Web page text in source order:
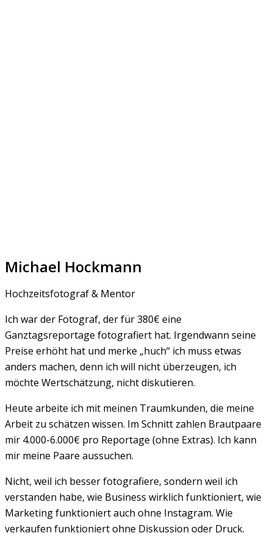
Michael Hockmann
Hochzeitsfotograf & Mentor
Ich war der Fotograf, der für 380€ eine
Ganztagsreportage fotografiert hat. Irgendwann seine
Preise erhöht hat und merke „huch“ ich muss etwas
anders machen, denn ich will nicht überzeugen, ich
möchte Wertschätzung, nicht diskutieren.
Heute arbeite ich mit meinen Traumkunden, die meine
Arbeit zu schätzen wissen. Im Schnitt zahlen Brautpaare
mir 4.000-6.000€ pro Reportage (ohne Extras). Ich kann
mir meine Paare aussuchen.
Nicht, weil ich besser fotografiere, sondern weil ich
verstanden habe, wie Business wirklich funktioniert, wie
Marketing funktioniert auch ohne Instagram. Wie
verkaufen funktioniert ohne Diskussion oder Druck.